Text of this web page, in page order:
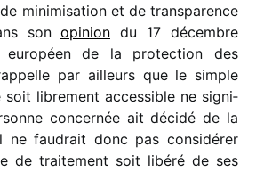
mini­mi­sa­tion et de trans­pa­rence
son opinion du 17 décembre
de la protec­tion des
par ailleurs que le simple
soit libre­ment acces­sible ne signi­
concer­née ait décidé de la
ne faudrait donc pas consi­dé­rer
de trai­te­ment soit libéré de ses